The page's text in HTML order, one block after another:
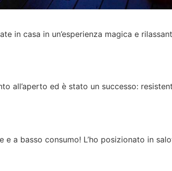
in casa in un’esperienza magica e
all’aperto ed è stato un successo:
a basso consumo! L’ho posizionato in